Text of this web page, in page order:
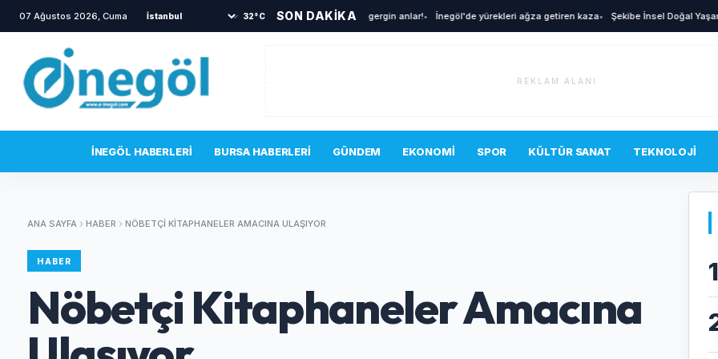
07 Ağustos 2026, Cuma 32°C SON DAKİKA
• İnegöl Devlet Hastanesi acil servisinde gergin anlar!• İnegöl'de yürekleri ağza getiren kaza• Şekibe İnsel Doğal Yaşam
REKLAM ALANI
İNEGÖL HABERLERI BURSA HABERLERI GÜNDEM EKONOMI SPOR KÜLTÜR SANAT TEKNOLOJI
ANA SAYFA HABER NÖBETÇI KITAPHANELER AMACINA ULAŞIYOR
HABER
Nöbetçi Kitaphaneler Amacına
1